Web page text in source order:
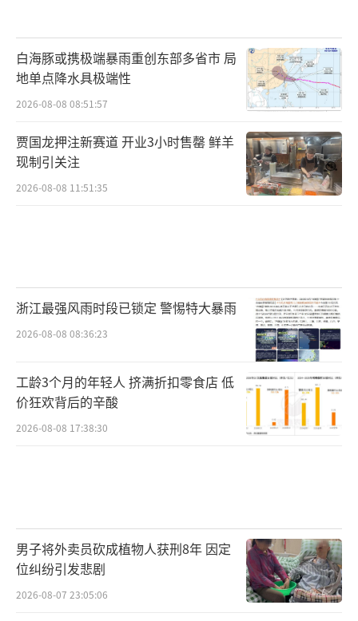
白海豚或携极端暴雨重创东部多省市 局
地单点降水具极端性
2026-08-08 08:51:57
贾国龙押注新赛道 开业3小时售罄 鲜羊
现制引关注
2026-08-08 11:51:35
浙江最强风雨时段已锁定 警惕特大暴雨
2026-08-08 08:36:23
工龄3个月的年轻人 挤满折扣零食店 低
价狂欢背后的辛酸
2026-08-08 17:38:30
男子将外卖员砍成植物人获刑8年 因定
位纠纷引发悲剧
2026-08-07 23:05:06